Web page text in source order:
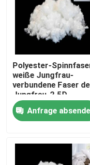
Startseite
Über uns
Polyester-
weiße Jungfrau-
verbundene Faser
Jungfrau-2.5D
Anfrage